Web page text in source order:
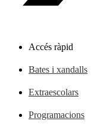
Accés ràpid
Bates i xandalls
Extraescolars
Programacions